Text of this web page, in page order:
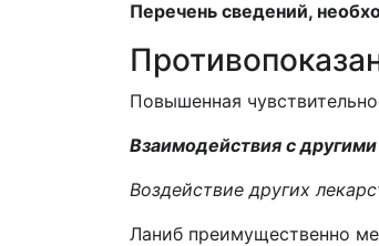
Перечень сведений,
Повышенная
Взаимодействия с
Воздействие других
Ланиб преимущественно